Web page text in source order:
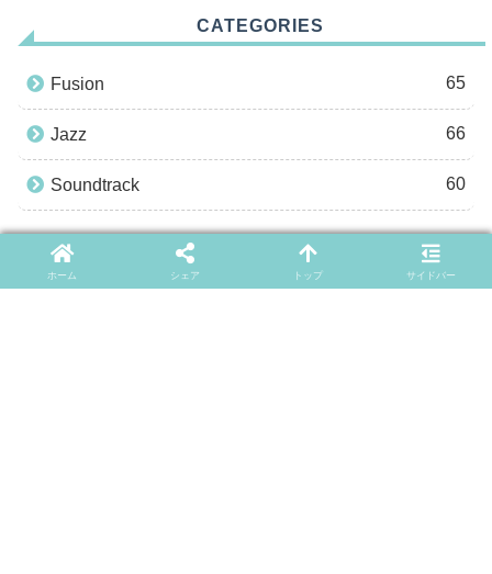
CATEGORIES
Fusion 65
Jazz 66
Soundtrack 60
ARCHIVES
ホーム シェア トップ サイドバー